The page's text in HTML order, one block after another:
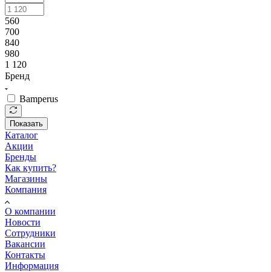
560
700
840
980
1 120
Бренд
Bamperus
Показать
Каталог
Акции
Бренды
Как купить?
Магазины
Компания
О компании
Новости
Сотрудники
Вакансии
Контакты
Информация